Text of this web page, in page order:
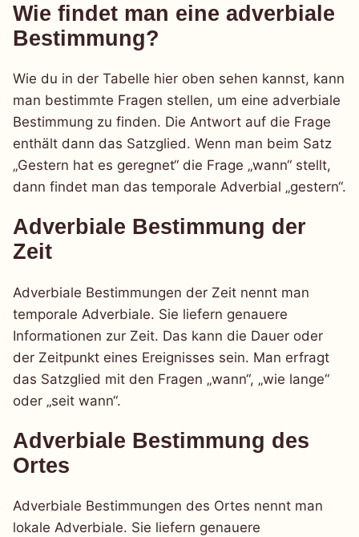
Wie findet man eine adverbiale
Bestimmung?
Wie du in der Tabelle hier oben sehen kannst, kann
man bestimmte Fragen stellen, um eine adverbiale
Bestimmung zu finden. Die Antwort auf die Frage
enthält dann das Satzglied. Wenn man beim Satz
„Gestern hat es geregnet“ die Frage „wann“ stellt,
dann findet man das temporale Adverbial „gestern“.
Adverbiale Bestimmung der
Zeit
Adverbiale Bestimmungen der Zeit nennt man
temporale Adverbiale. Sie liefern genauere
Informationen zur Zeit. Das kann die Dauer oder
der Zeitpunkt eines Ereignisses sein. Man erfragt
das Satzglied mit den Fragen „wann“, „wie lange“
oder „seit wann“.
Adverbiale Bestimmung des
Ortes
Adverbiale Bestimmungen des Ortes nennt man
lokale Adverbiale. Sie liefern genauere